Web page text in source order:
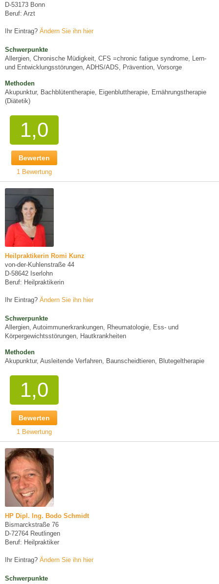
D-53173 Bonn
Beruf: Arzt
Ihr Eintrag? Ändern Sie ihn hier
Schwerpunkte
Allergien, Chronische Müdigkeit, CFS =chronic fatigue syndrome, Lern-
und Entwicklungsstörungen, ADHS/ADS, Prävention, Vorsorge
Methoden
Akupunktur, Bachblütentherapie, Eigenbluttherapie, Ernährungstherapie
(Diätetik)
1,0
Bewerten
1 Bewertung
Heilpraktikerin Romi Kunz
von-der-Kuhlenstraße 44
D-58642 Iserlohn
Beruf: Heilpraktikerin
Ihr Eintrag? Ändern Sie ihn hier
Schwerpunkte
Allergien, Autoimmunerkrankungen, Rheumatologie, Ess- und
Körpergewichtsstörungen, Hautkrankheiten
Methoden
Akupunktur, Ausleitende Verfahren, Baunscheidtieren, Blutegeltherapie
1,0
Bewerten
1 Bewertung
HP Dipl. Ing. Bodo Schmidt
Bismarckstraße 76
D-72764 Reutlingen
Beruf: Heilpraktiker
Ihr Eintrag? Ändern Sie ihn hier
Schwerpunkte